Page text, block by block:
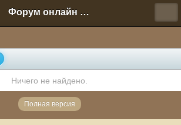
Форум онлайн игры "Новая Эра" (Нюра Биз)
Ничего не найдено.
Полная версия